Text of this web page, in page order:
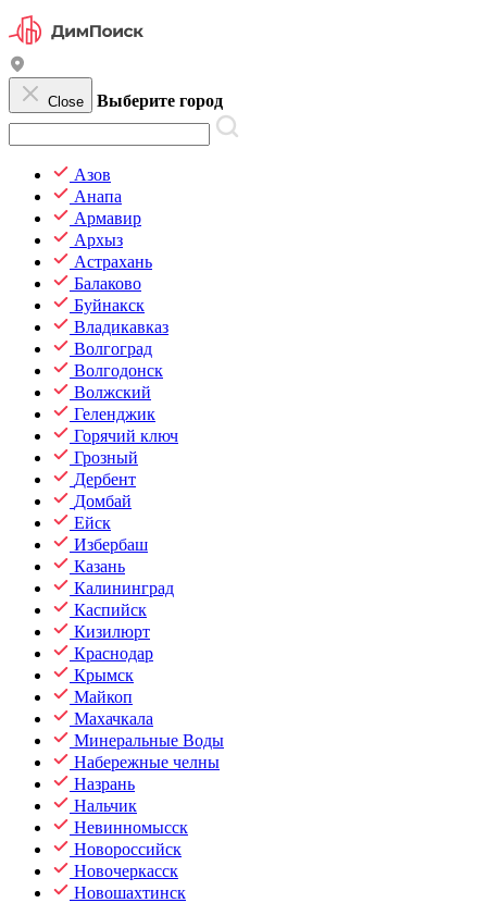
Close Выберите город
Азов
Анапа
Армавир
Архыз
Астрахань
Балаково
Буйнакск
Владикавказ
Волгоград
Волгодонск
Волжский
Геленджик
Горячий ключ
Грозный
Дербент
Домбай
Ейск
Избербаш
Казань
Калининград
Каспийск
Кизилюрт
Краснодар
Крымск
Майкоп
Махачкала
Минеральные Воды
Набережные челны
Назрань
Нальчик
Невинномысск
Новороссийск
Новочеркасск
Новошахтинск